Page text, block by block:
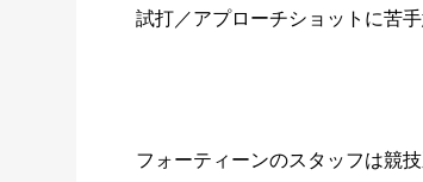
試打／アプローチショットに苦
フォーティーンのスタッフは競